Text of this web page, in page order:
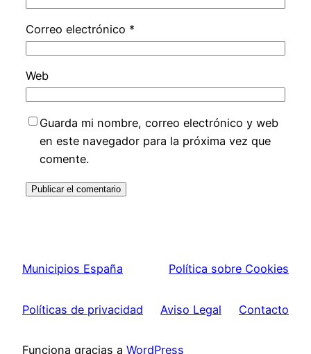
Correo electrónico *
Web
Guarda mi nombre, correo electrónico y web
en este navegador para la próxima vez que
comente.
Municipios España Política sobre Cookies
Políticas de privacidad Aviso Legal Contacto
Funciona gracias a WordPress